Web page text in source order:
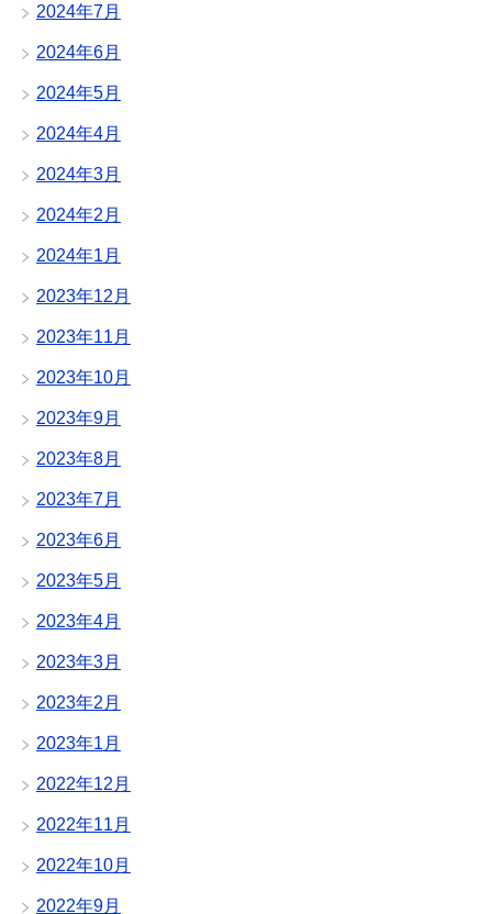
2024年7月
2024年6月
2024年5月
2024年4月
2024年3月
2024年2月
2024年1月
2023年12月
2023年11月
2023年10月
2023年9月
2023年8月
2023年7月
2023年6月
2023年5月
2023年4月
2023年3月
2023年2月
2023年1月
2022年12月
2022年11月
2022年10月
2022年9月